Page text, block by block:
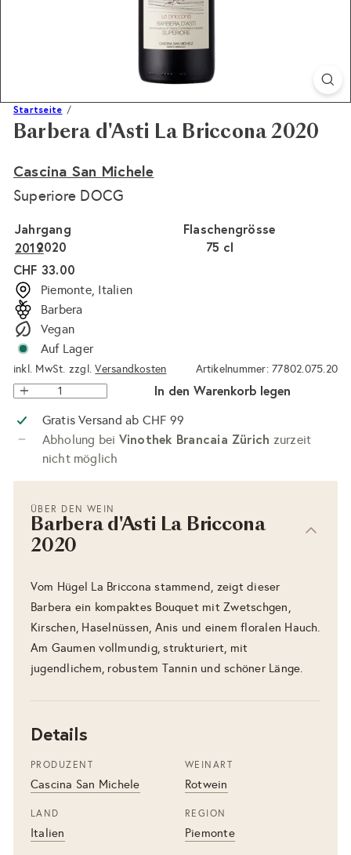
Startseite
Barbera d'Asti La Briccona 2020
Cascina San Michele
Superiore DOCG
Flaschengrösse
75 cl
Jahrgang
2020
2019
Normaler
Preis
CHF 33.00
Piemonte, Italien
Barbera
Vegan
Auf Lager
inkl. MwSt. zzgl.Versandkosten Artikelnummer: 77802.075.20
In den Warenkorb legen
Gratis Versand ab CHF 99
Abholung bei Vinothek Brancaia Zürich zurzeit
nicht möglich
ÜBER DEN WEIN
Barbera d'Asti La Briccona
2020
Vom Hügel La Briccona stammend, zeigt dieser
Barbera ein kompaktes Bouquet mit Zwetschgen,
Kirschen, Haselnüssen, Anis und einem floralen Hauch.
Am Gaumen vollmundig, strukturiert, mit
jugendlichem, robustem Tannin und schöner Länge.
Details
PRODUZENT
Cascina San Michele
WEINART
Rotwein
LAND
Italien
REGION
Piemonte